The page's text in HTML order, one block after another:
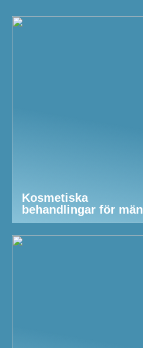
Kosmetiska
behandlingar för män